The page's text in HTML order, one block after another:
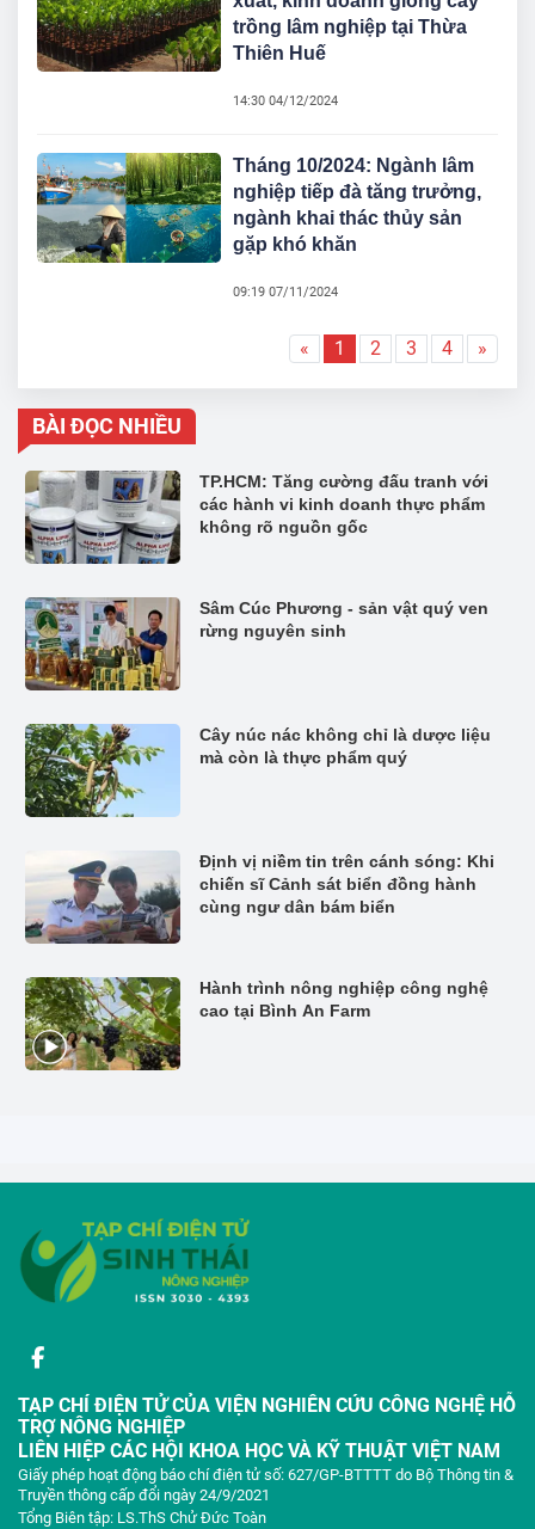
trồng lâm nghiệp tại Thừa
Thiên Huế
14:30 04/12/2024
Tháng 10/2024: Ngành lâm
nghiệp tiếp đà tăng trưởng,
ngành khai thác thủy sản
gặp khó khăn
09:19 07/11/2024
« 1 2 3 4 »
BÀI ĐỌC NHIỀU
TP.HCM: Tăng cường đấu tranh với
các hành vi kinh doanh thực phẩm
không rõ nguồn gốc
Sâm Cúc Phương - sản vật quý ven
rừng nguyên sinh
Cây núc nác không chỉ là dược liệu
mà còn là thực phẩm quý
Định vị niềm tin trên cánh sóng: Khi
chiến sĩ Cảnh sát biển đồng hành
cùng ngư dân bám biển
Hành trình nông nghiệp công nghệ
cao tại Bình An Farm
TẠP CHÍ ĐIỆN TỬ CỦA VIỆN NGHIÊN CỨU CÔNG NGHỆ HỖ
TRỢ NÔNG NGHIỆP
LIÊN HIỆP CÁC HỘI KHOA HỌC VÀ KỸ THUẬT VIỆT NAM
Giấy phép hoạt động báo chí điện tử số: 627/GP-BTTTT do Bộ Thông tin &
Truyền thông cấp đổi ngày 24/9/2021
Tổng Biên tập: LS.ThS Chử Đức Toàn